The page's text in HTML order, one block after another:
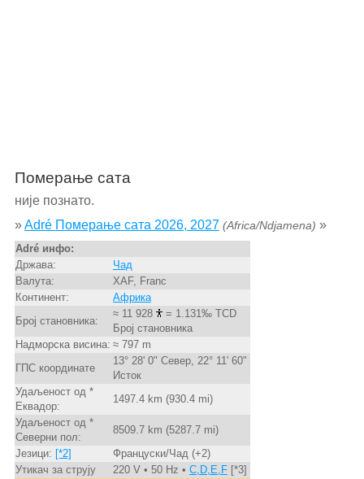
Померање сата
није познато.
»Adré Померање сата 2026, 2027 (Africa/Ndjamena) »
Adré инфо:
Држава:
Чад
Валута:
XAF, Franc
Континент:
Африка
Број становника:
≈ 11 928
= 1.131‰ TCD
Број становника
Надморска висина: ≈ 797 m
ГПС координате
13° 28' 0" Север, 22° 11' 60"
Исток
Удаљеност од *
Еквадор:
1497.4 km (930.4 mi)
Удаљеност од *
Северни пол:
8509.7 km (5287.7 mi)
Језици: [*2]
Француски/Чад (+2)
Утикач за струју
220 V • 50 Hz • C,D,E,F[*3]